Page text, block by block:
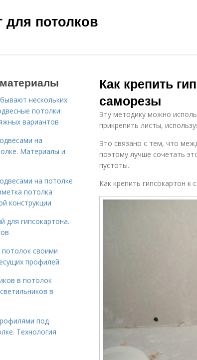
для потолков
Как крепить
саморезы
Эту методику можно
прикрепить листы,
Это связано с тем, что
поэтому лучше сочетать
пустоты.
Как крепить гипсокартон
нескольких
потолки:
вариантов
на
Материалы и
на потолке
потолка
конструкции
для гипсокартона.
своими
профилей
в потолок
в
под
Технология